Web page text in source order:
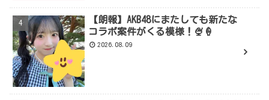
【朗報】AKB48にまたしても新たな
コラボ案件がくる模様！🍨🍦
2026.08.09